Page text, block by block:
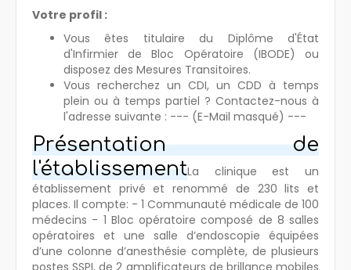
Votre profil :
Vous êtes titulaire du Diplôme d'État
d'Infirmier de Bloc Opératoire (IBODE) ou
disposez des Mesures Transitoires.
Vous recherchez un CDI, un CDD à temps
plein ou à temps partiel ? Contactez-nous à
l'adresse suivante : --- (E-Mail masqué) ---
Présentation de
l'établissementLa clinique est un
établissement privé et renommé de 230 lits et
places. Il compte: - 1 Communauté médicale de 100
médecins - 1 Bloc opératoire composé de 8 salles
opératoires et une salle d’endoscopie équipées
d’une colonne d’anesthésie complète, de plusieurs
postes SSPI, de 2 amplificateurs de brillance mobiles